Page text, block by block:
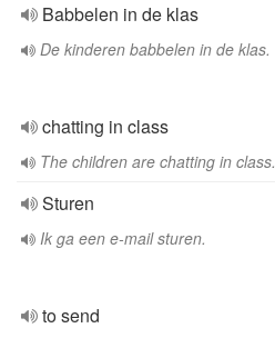
Babbelen in de klas
De kinderen babbelen in de klas.
chatting in class
The children are chatting in class.
Sturen
Ik ga een e-mail sturen.
to send